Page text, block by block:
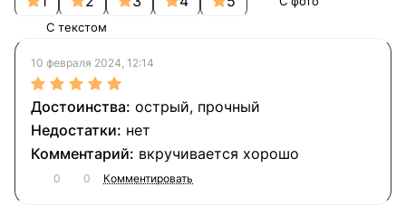
С текстом
10 февраля 2024, 12:14
острый, прочный
нет
вкручивается хорошо
0 0 Комментировать